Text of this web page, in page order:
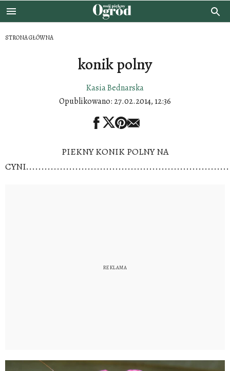
STRONA GŁÓWNA
konik polny
Kasia Bednarska
Opublikowano: 27.02.2014, 12:36
PIEKNY KONIK POLNY NA